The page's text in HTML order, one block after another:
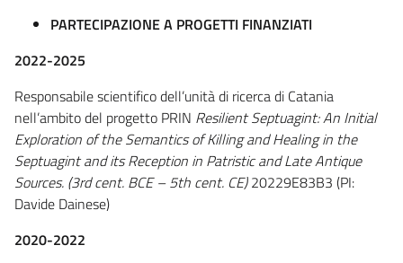
PARTECIPAZIONE A PROGETTI FINANZIATI
2022-2025
Responsabile scientifico dell’unità di ricerca di Catania
nell’ambito del progetto PRIN Resilient Septuagint: An Initial
Exploration of the Semantics of Killing and Healing in the
Septuagint and its Reception in Patristic and Late Antique
Sources. (3rd cent. BCE – 5th cent. CE)20229E83B3 (PI:
Davide Dainese)
2020-2022